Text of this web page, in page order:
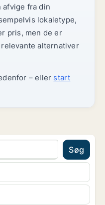
afvige fra din
lokaletype,
pris, men de er
alternativer
– eller start
Søg